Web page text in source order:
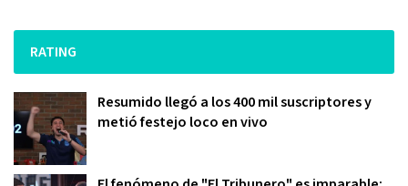
RATING
Resumido llegó a los 400 mil suscriptores y
metió festejo loco en vivo